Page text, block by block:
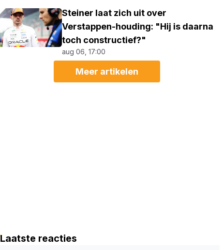
Steiner laat zich uit over
Verstappen-houding: "Hij is daarna
toch constructief?"
aug 06, 17:00
Meer artikelen
Laatste reacties